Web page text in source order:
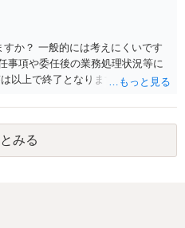
か？ 一般的には考えにくいです
事項や委任後の業務処理状況等に
以上で終了となりますが、参考に
みる